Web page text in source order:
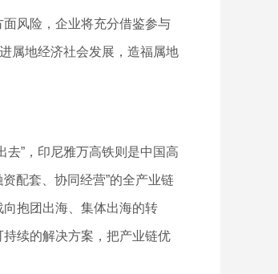
风险，企业将充分借鉴参与
属地经济社会发展，造福属地
”，印尼雅万高铁则是中国高
配套、协同经营”的全产业链
抱团出海、集体出海的转
续的解决方案，把产业链优